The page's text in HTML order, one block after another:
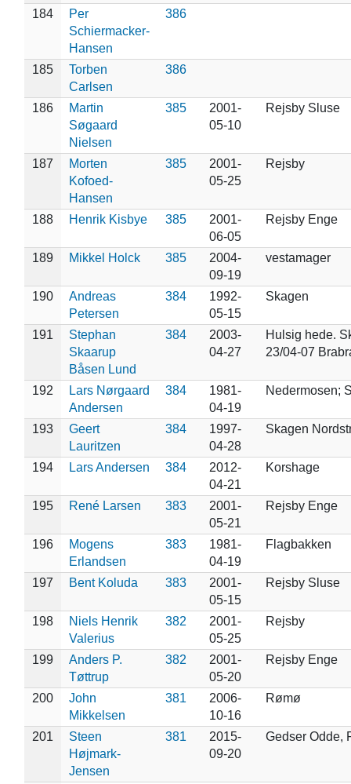
184
Per
Schiermacker-
Hansen
386
185
Torben
Carlsen
386
186
Martin
Søgaard
Nielsen
385
2001-
05-10
Rejsby Sluse
187
Morten
Kofoed-
Hansen
385
2001-
05-25
Rejsby
188 Henrik Kisbye 385
2001-
06-05
Rejsby Enge
189 Mikkel Holck 385
2004-
09-19
vestamager
190
Andreas
Petersen
384
1992-
05-15
Skagen
191
Stephan
Skaarup
Båsen Lund
384
2003-
04-27
Hulsig hede.
23/04-07
192
Lars Nørgaard
Andersen
384
1981-
04-19
Nedermosen;
193
Geert
Lauritzen
384
1997-
04-28
Skagen
194 Lars Andersen 384
2012-
04-21
Korshage
195 René Larsen 383
2001-
05-21
Rejsby Enge
196
Mogens
Erlandsen
383
1981-
04-19
Flagbakken
197 Bent Koluda 383
2001-
05-15
Rejsby Sluse
198
Niels Henrik
Valerius
382
2001-
05-25
Rejsby
199
Anders P.
Tøttrup
382
2001-
05-20
Rejsby Enge
200
John
Mikkelsen
381
2006-
10-16
Rømø
201
Steen
Højmark-
Jensen
381
2015-
09-20
Gedser Odde,